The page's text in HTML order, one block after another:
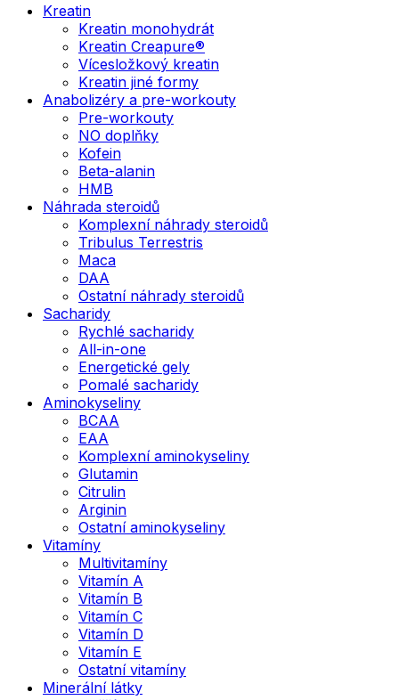
Kreatin
Kreatin monohydrát
Kreatin Creapure®
Vícesložkový kreatin
Kreatin jiné formy
Anabolizéry a pre-workouty
Pre-workouty
NO doplňky
Kofein
Beta-alanin
HMB
Náhrada steroidů
Komplexní náhrady steroidů
Tribulus Terrestris
Maca
DAA
Ostatní náhrady steroidů
Sacharidy
Rychlé sacharidy
All-in-one
Energetické gely
Pomalé sacharidy
Aminokyseliny
BCAA
EAA
Komplexní aminokyseliny
Glutamin
Citrulin
Arginin
Ostatní aminokyseliny
Vitamíny
Multivitamíny
Vitamín A
Vitamín B
Vitamín C
Vitamín D
Vitamín E
Ostatní vitamíny
Minerální látky